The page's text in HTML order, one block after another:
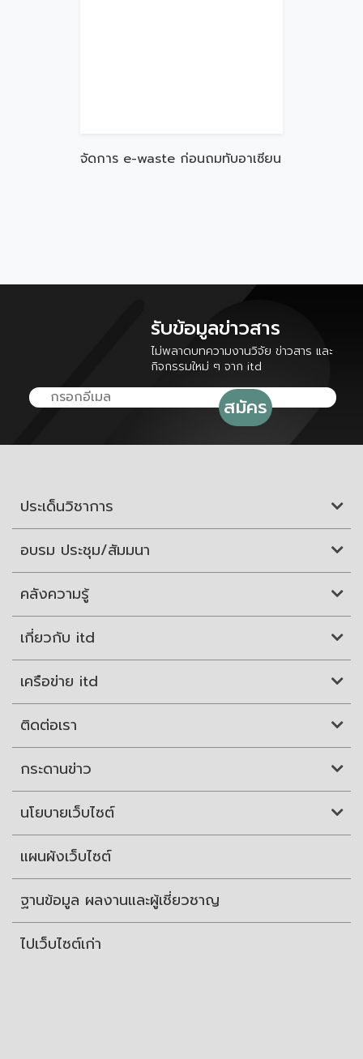
จัดการ e-waste ก่อนถมทับอาเซียน
รับข้อมูลข่าวสาร
ไม่พลาดบทความงานวิจัย ข่าวสาร และ
กิจกรรมใหม่ ๆ จาก itd
ประเด็นวิชาการ
อบรม ประชุม/สัมมนา
คลังความรู้
เกี่ยวกับ itd
เครือข่าย itd
ติดต่อเรา
กระดานข่าว
นโยบายเว็บไซต์
แผนผังเว็บไซต์
ฐานข้อมูล ผลงานและผู้เชี่ยวชาญ
ไปเว็บไซต์เก่า